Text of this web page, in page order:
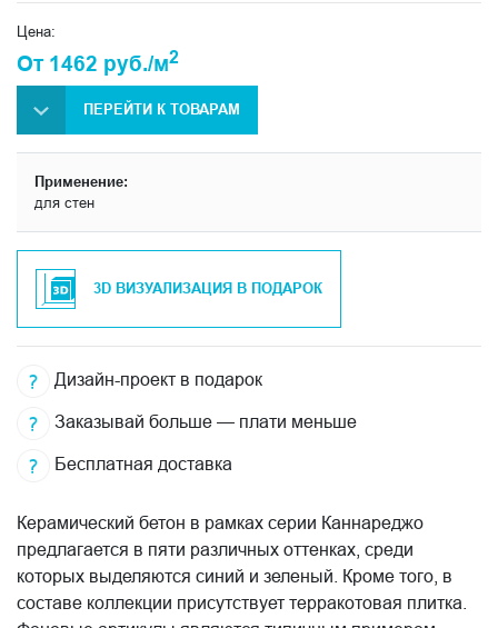
Цена:
От 1462 руб./м2
ПЕРЕЙТИ К ТОВАРАМ
Применение:
для стен
3D ВИЗУАЛИЗАЦИЯ В ПОДАРОК
Дизайн-проект в подарок
Заказывай больше — плати меньше
Бесплатная доставка
Керамический бетон в рамках серии Каннареджо
предлагается в пяти различных оттенках, среди
которых выделяются синий и зеленый. Кроме того, в
составе коллекции присутствует терракотовая плитка.